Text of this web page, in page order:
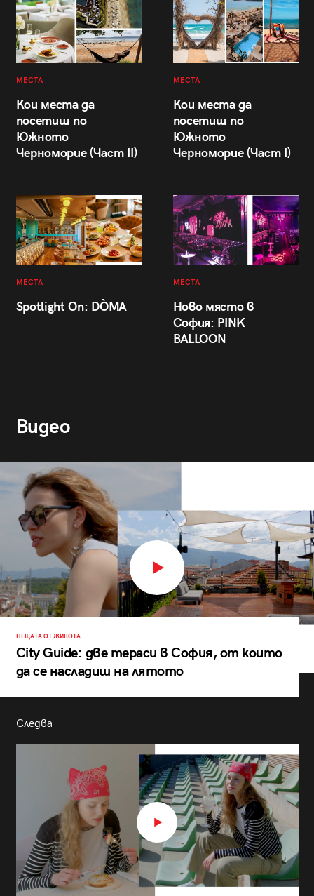
МЕСТА
Кои места да
посетиш по
Южното
Черноморие (Част II)
МЕСТА
Кои места да
посетиш по
Южното
Черноморие (Част I)
МЕСТА
Spotlight On: DÒMA
МЕСТА
Ново място в
София: PINK
BALLOON
Видео
НЕЩАТА ОТ ЖИВОТА
City Guide: две тераси в София, от които
да се насладиш на лятото
Следва